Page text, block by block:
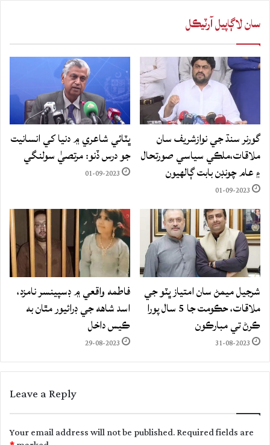
سان لاڳاپيل آرٽيڪل
گورنر سنڌ جي نوازشريف سان
ملاقات،ملڪي سياسي صورتحال
۽ عام چونڊن بابت ڳالهيون
01-09-2023
ڀٽائي شاعري ۾ دنيا کي انسانيت
جو درس ڏنو: مرتصيٰ سولنگي
01-09-2023
شرجيل ميمڻ سان امتياز ڀٽو جي
ملاقات، حڪومت جا 5 سال پورا
ڪرڻ تي مبارڪون
31-08-2023
فاطمه واقعي ۾ ڊسپينسر نامزد،
اسد شاهه جي ڊرائيور مٿان به
ڪيس داخل
29-08-2023
Leave a Reply
Your email address will not be published.Required fields are